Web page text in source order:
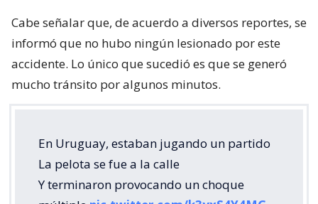
Cabe señalar que, de acuerdo a diversos reportes, se
informó que no hubo ningún lesionado por este
accidente. Lo único que sucedió es que se generó
mucho tránsito por algunos minutos.
En Uruguay, estaban jugando un partido
La pelota se fue a la calle
Y terminaron provocando un choque